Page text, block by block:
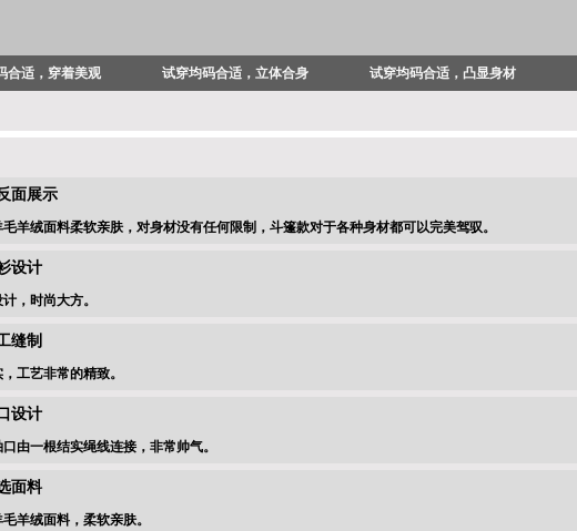
合适，穿着美观 试穿均码合适，立体合身 试穿均码合适，凸显身材
面展示
羊绒面料柔软亲肤，对身材没有任何限制，斗篷款对于各种身材都可以完美驾驭。
设计
，时尚大方。
缝制
工艺非常的精致。
设计
由一根结实绳线连接，非常帅气。
面料
羊绒面料，柔软亲肤。